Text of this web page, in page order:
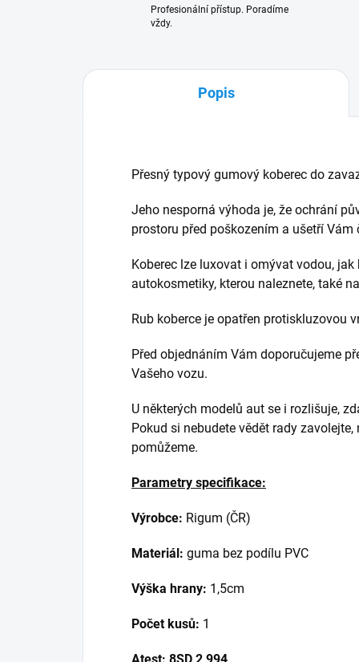
Profesionální přístup. Poradíme
vždy.
Popis
Přesný typový gumový koberec do
Jeho nesporná výhoda je, že ochrání
prostoru před poškozením a ušetří
Koberec lze luxovat i omývat vodou,
autokosmetiky, kterou naleznete, také
Rub koberce je opatřen protiskluzovou
Před objednáním Vám doporučujeme
Vašeho vozu.
U některých modelů aut se i rozlišuje,
Pokud si nebudete vědět rady
pomůžeme.
Parametry specifikace:
Výrobce: Rigum (ČR)
Materiál: guma bez podílu PVC
Výška hrany: 1,5cm
Počet kusů: 1